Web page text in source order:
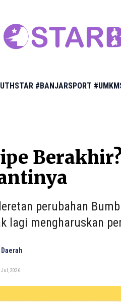
#BANJARSPORT
perubahan
lagi mengharuskan
Jul, 2026